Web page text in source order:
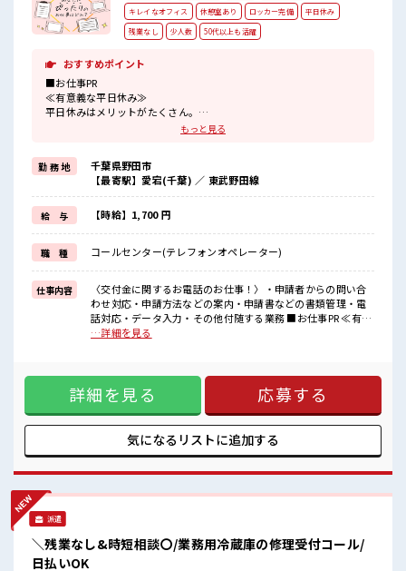
キレイなオフィス
休憩室あり ロッカー完備
平日休み
残業なし
少人数 50代以上も活躍
おすすめポイント
■お仕事PR
≪有意義な平日休み≫
平日休みはメリットがたくさん。
心も身体もリフレッシュ♪
≪NO残業≫
時間をしっかり確保できる、
残業基本ナシのお仕事♪
オンとオフをきっちり切り替えたい方にオススメ！
≪経験者活躍中≫
これまでの経験を活かしませんか？
ブランクがあっても大丈夫♪
経験はちょっとだけ…という方もOK！
≪自分に向いている仕事が探せる≫
困った事などがあれば、
担当がしっかりサポートします！
休憩室でホッと一息リフレッシュ！
ロッカーあり！
安心してお仕事に集中♪
高収入もバッチリ目指せますよ！
もっと見る
勤 務 地
千葉県野田市
【最寄駅】愛宕(千葉) ／ 東武野田線
給 与 【時給】1,700 円
職 種 コールセンター(テレフォンオペレーター)
仕事内容
〈交付金に関するお電話のお仕事！〉・申請者からの問い合
わせ対応・申請方法などの案内・申請書などの書類管理・電
話対応・データ入力・その他付随する業務 ■お仕事PR ≪有意
義な平日休み≫ 平日休みはメリットがたくさん。 ゆったり、
きっちり切り替えたい方にオススメ！ ≪経験者活躍中≫ これ
までの経験を活かしませんか？ ブランクがあっても大丈夫♪
経験はちょっとだけ…という方もOK！ ≪自分に向いている仕
事が探せる≫ 困った事などがあれば、 担当がしっかりサポー
トします！ ■職場の雰囲気 一緒に働く仲間ともなじみやすい
少人数の職場☆ 休憩室でホッと一息リフレッシュ！ ロッカー
よ！
…詳細を見る
詳細を見る 応募する
気になるリストに追加する
派遣
＼残業なし&時短相談〇/業務用冷蔵庫の修理受付コール/
日払いOK